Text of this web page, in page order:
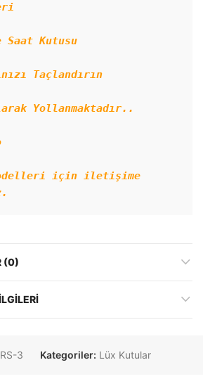
Kutusu
Taçlandırın
Yollanmaktadır..
için iletişime
(0)
3 Kategoriler: Lüx Kutular